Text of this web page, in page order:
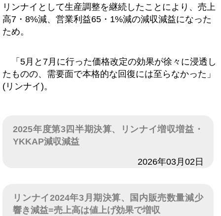
リンナイとして生産調整を継続したことにより、売上
高7・8%減、営業利益65・1%減の減収減益になった
ため。
「5月と7月に行った価格改定の効果が徐々に浸透し
たものの、需要面で本格的な回復には至らなかった」
(リンナイ)。
2025年度第3四半期決算、リンナイ増収増益・
YKKAP減収減益
2026年03月02日
リンナイ2024年3月期決算、国内販売数量減少
響き減益=売上高は値上げ効果で増収